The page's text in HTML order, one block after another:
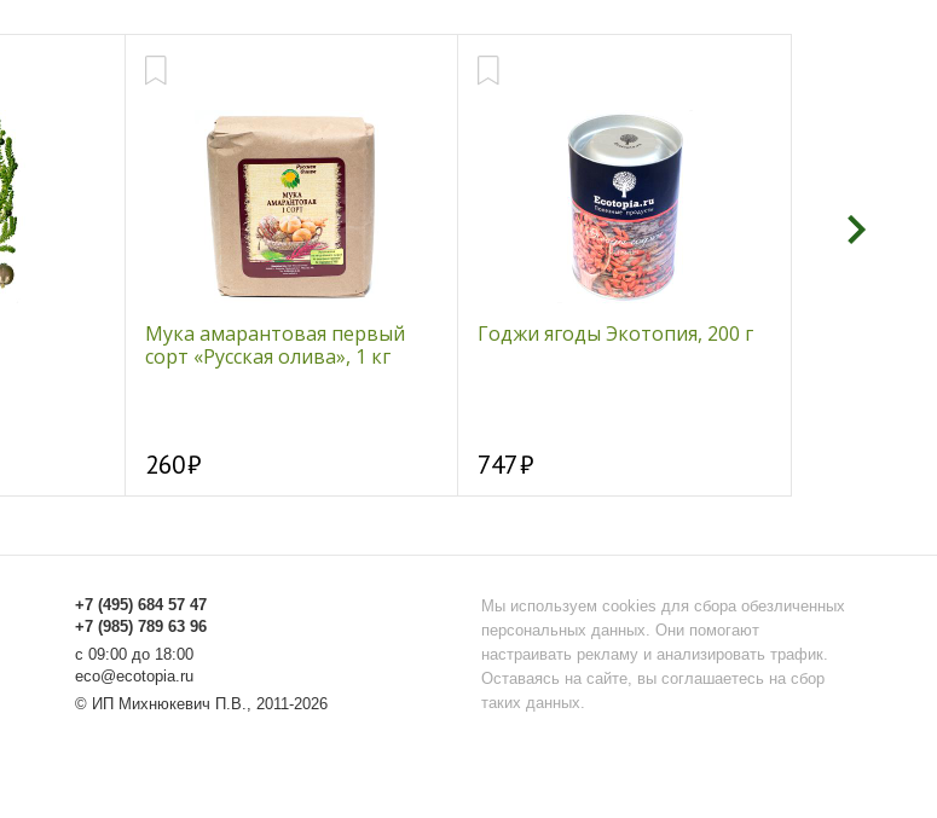
Мука амарантовая первый
сорт «Русская олива», 1 кг
260
Годжи ягоды Экотопия, 200 г
747
+7 (495) 684 57 47
+7 (985) 789 63 96
с 09:00 до 18:00
eco@ecotopia.ru
© ИП Михнюкевич П.В., 2011-2026
Мы используем cookies для сбора обезличенных
персональных данных. Они помогают
настраивать рекламу и анализировать трафик.
Оставаясь на сайте, вы соглашаетесь на сбор
таких данных.